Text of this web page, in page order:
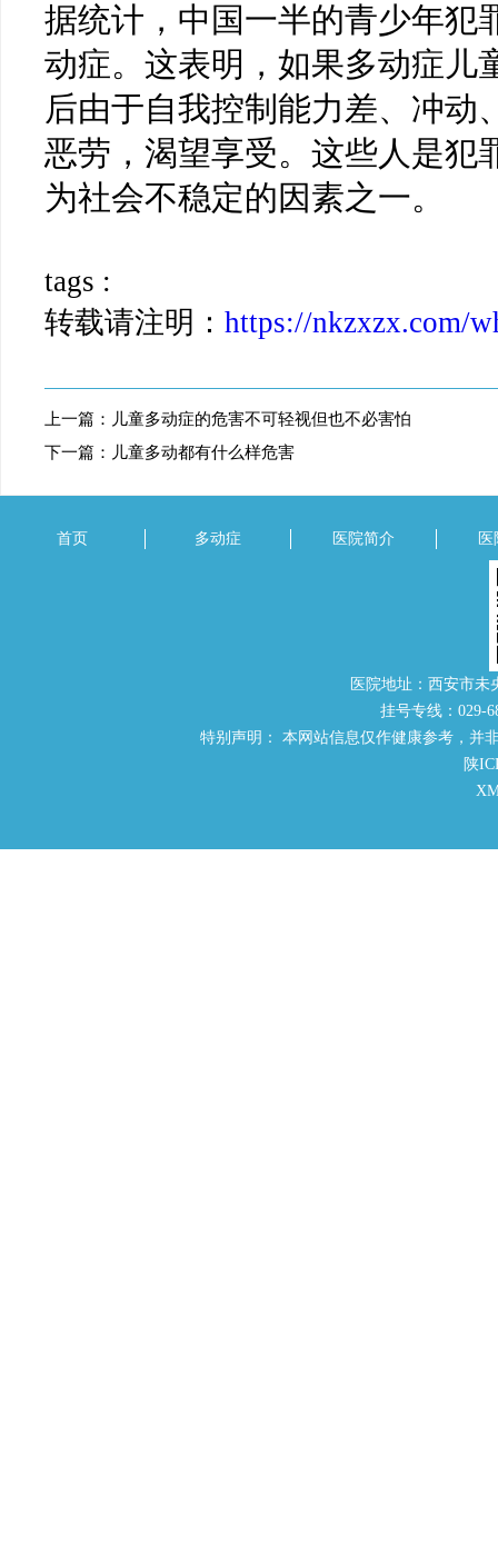
据统计，中国一半的青少年犯
动症。这表明，如果多动症儿
后由于自我控制能力差、冲动
恶劳，渴望享受。这些人是犯
为社会不稳定的因素之一。
tags :
转载请注明： https://nkzxzx.com/
上一篇： 儿童多动症的危害不可轻视但也不必害怕
下一篇： 儿童多动都有什么样危害
首页 多动症 医院简介
医院地址：西安市
挂号专线：029-
特别声明： 本网站信息仅作健康参考，并
陕